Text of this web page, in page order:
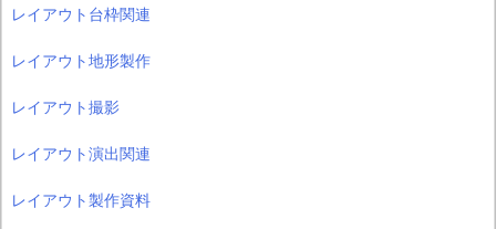
レイアウト台枠関連
レイアウト地形製作
レイアウト撮影
レイアウト演出関連
レイアウト製作資料